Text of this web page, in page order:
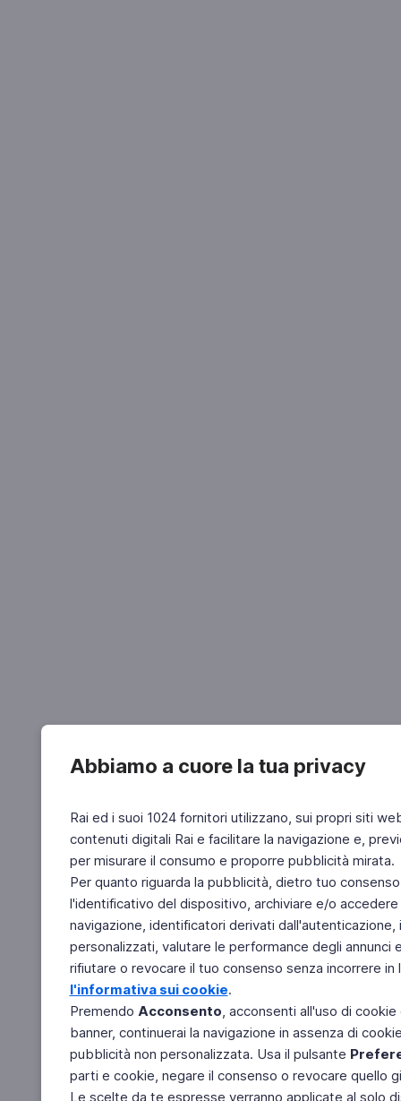
Abbiamo a cuore la tua privacy
Rai ed i suoi 1024 fornitori utilizzano, sui propri siti
contenuti digitali Rai e facilitare la navigazione e,
per misurare il consumo e proporre pubblicità mirata.
Per quanto riguarda la pubblicità, dietro tuo
l'identificativo del dispositivo, archiviare e/o
navigazione, identificatori derivati
personalizzati, valutare le performance degli
rifiutare o revocare il tuo consenso senza incorrere
l'informativa sui cookie.
Premendo Acconsento, acconsenti all'uso di
banner, continuerai la navigazione in assenza di
pubblicità non personalizzata. Usa il pulsante
parti e cookie, negare il consenso o revocare quello
Le scelte da te espresse verranno applicate al solo